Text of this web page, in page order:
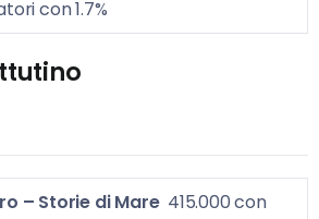
con 1.7%
– Storie di Mare415.000 con